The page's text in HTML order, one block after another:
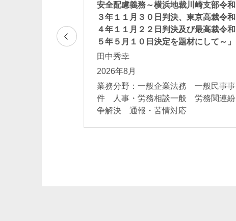
務 バンキング
安全配慮義務～横浜地裁川崎支部令和
３年１１月３０日判決、東京高裁令和
４年１１月２２日判決及び最高裁令和
５年５月１０日決定を題材にして～」
田中秀幸
2026年8月
業務分野：一般企業法務 一般民事事
件 人事・労務相談一般 労務関連紛
争解決 通報・苦情対応